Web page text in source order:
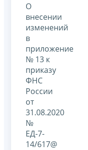
О
внесении
изменений
в
приложение
№ 13 к
приказу
ФНС
России
от
31.08.2020
№
ЕД-7-
14/617@